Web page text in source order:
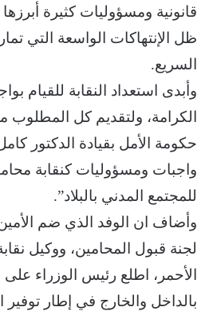
قانونية ومسؤوليات كثيرة
ظل الإنتهاكات الواسعة التي
السريع.
وأبدى استعداد النقابة للقيام
الكرامة، ولتقديم كل
حكومة الأمل بقيادة الدكتور
واجبات ومسؤوليات كنقابة
للمجتمع المدني بالبلاد”.
وأضاف ان الوفد الذي ضم الأمين
لجنة قبول المحامين، ووكيل
الأحمر، اطلع رئيس الوزراء على
بالداخل والخارج في إطار توفير